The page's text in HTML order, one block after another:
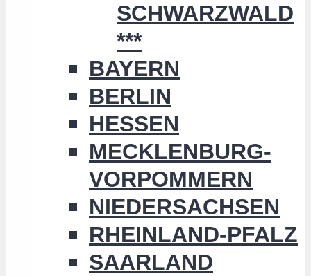
SCHWARZWALD
***
BAYERN
BERLIN
HESSEN
MECKLENBURG-
VORPOMMERN
NIEDERSACHSEN
RHEINLAND-PFALZ
SAARLAND